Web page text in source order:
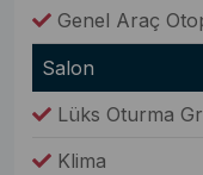
Genel Araç
Salon
Lüks Oturma
Klima